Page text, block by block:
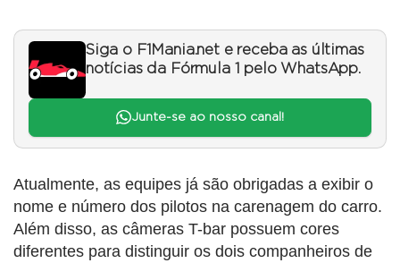
Siga o F1Mania.net e receba as últimas
notícias da Fórmula 1 pelo WhatsApp.
Junte-se ao nosso canal!
Atualmente, as equipes já são obrigadas a exibir o
nome e número dos pilotos na carenagem do carro.
Além disso, as câmeras T-bar possuem cores
diferentes para distinguir os dois companheiros de